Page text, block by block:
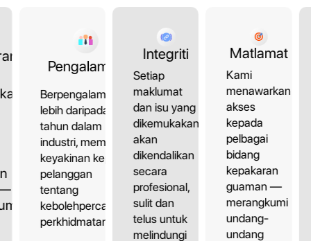
—
Pengalaman
Berpengalaman
lebih daripada 10
tahun dalam
industri, memberi
keyakinan kepada
pelanggan
tentang
kebolehpercayaan
perkhidmatan.
Integriti
Setiap
maklumat
dan isu yang
dikemukakan
akan
dikendalikan
secara
profesional,
sulit dan
telus untuk
melindungi
Matlamat
Kami
menawarkan
akses
kepada
pelbagai
bidang
kepakaran
guaman —
merangkumi
undang-
undang